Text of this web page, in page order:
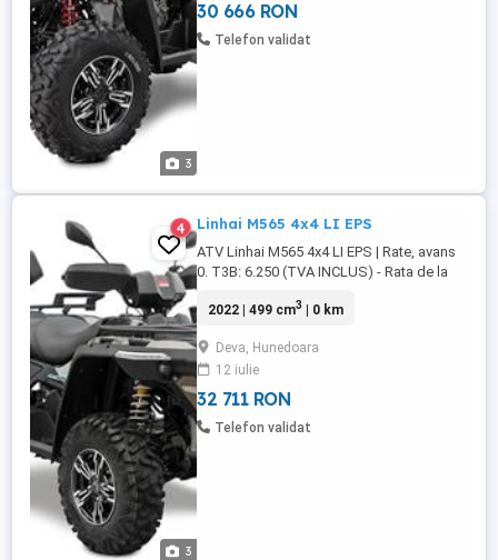
3
troliu electric - ...
30 666 RON
Telefon validat
3
4 Linhai M565 4x4 LI EPS
ATV Linhai M565 4x4 LI EPS | Rate, avans
0. T3B: 6.250 (TVA INCLUS) - Rata de la
ACUM ÎN RATE CU AVANS 0 - Rate 100 %
CREDIT, pana la 60 luni, avans 0. -
Aprobare rapidă doar cu BULETINUL (1-2
ore) CADOU : - troliu electric - ...
2022 | 499 cm3 | 0 km
Deva, Hunedoara
12 iulie
32 711 RON
Telefon validat